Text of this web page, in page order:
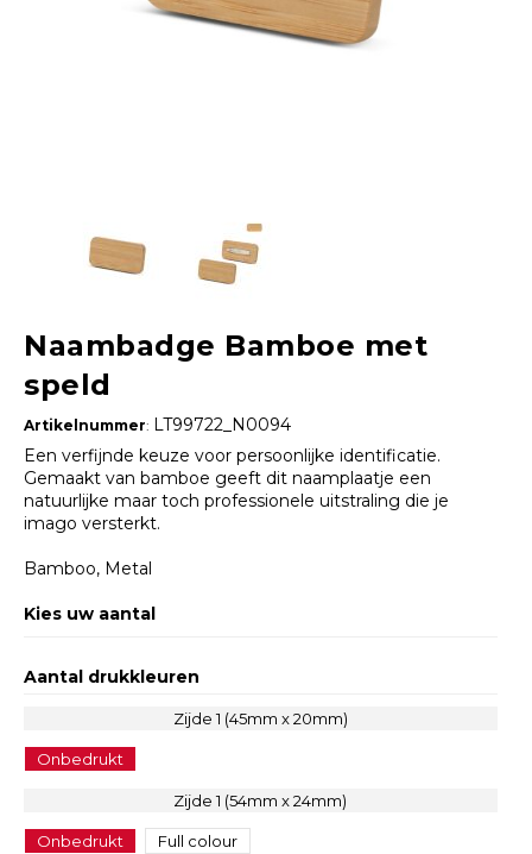
Naambadge Bamboe met
speld
Artikelnummer: LT99722_N0094
Een verfijnde keuze voor persoonlijke identificatie.
Gemaakt van bamboe geeft dit naamplaatje een
natuurlijke maar toch professionele uitstraling die je
imago versterkt.
Bamboo, Metal
Kies uw aantal
Aantal drukkleuren
Zijde 1 (45mm x 20mm)
Onbedrukt
Zijde 1 (54mm x 24mm)
Onbedrukt Full colour